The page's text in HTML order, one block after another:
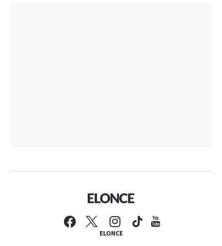
ELONCE